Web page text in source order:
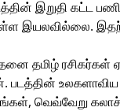
இறுதி கட்ட
இயலவில்லை.
தமிழ்
படத்தின்
வெவ்வேறு